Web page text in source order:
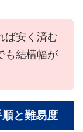
ば安く済む
も結構幅が
と難易度